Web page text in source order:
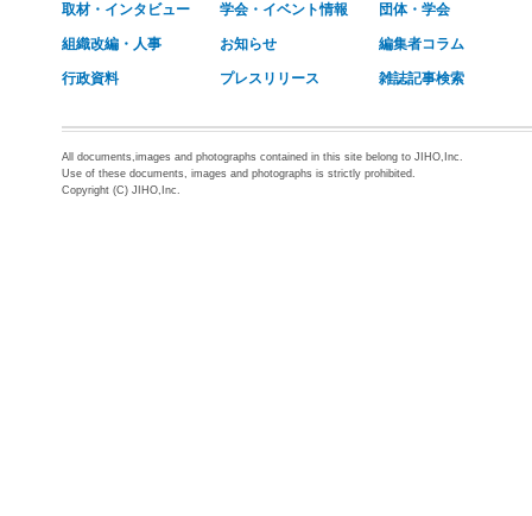
取材・インタビュー 学会・イベント情報 団体・学会
組織改編・人事 お知らせ 編集者コラム
行政資料 プレスリリース 雑誌記事検索
All documents,images and photographs contained in this site belong to JIHO,Inc.
Use of these documents, images and photographs is strictly prohibited.
Copyright (C) JIHO,Inc.